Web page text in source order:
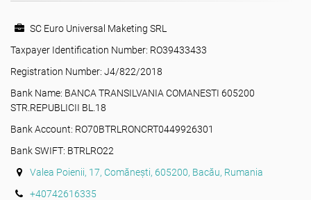
SC Euro Universal Maketing SRL
Taxpayer Identification Number: RO39433433
Registration Number: J4/822/2018
Bank Name: BANCA TRANSILVANIA COMANESTI 605200
STR.REPUBLICII BL.18
Bank Account: RO70BTRLRONCRT0449926301
Bank SWIFT: BTRLRO22
Valea Poienii, 17, Comănești, 605200, Bacău, Rumania
+40742616335